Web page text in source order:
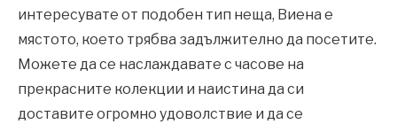
интересувате от подобен тип неща, Виена е
мястото, което трябва задължително да посетите.
Можете да се наслаждавате с часове на
прекрасните колекции и наистина да си
доставите огромно удоволствие и да се